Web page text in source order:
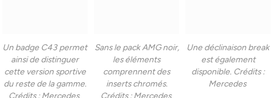
Un badge C43 permet
ainsi de distinguer
cette version sportive
du reste de la gamme.
Crédits : Mercedes
Sans le pack AMG noir,
les éléments
comprennent des
inserts chromés.
Crédits : Mercedes
Une déclinaison break
est également
disponible. Crédits :
Mercedes